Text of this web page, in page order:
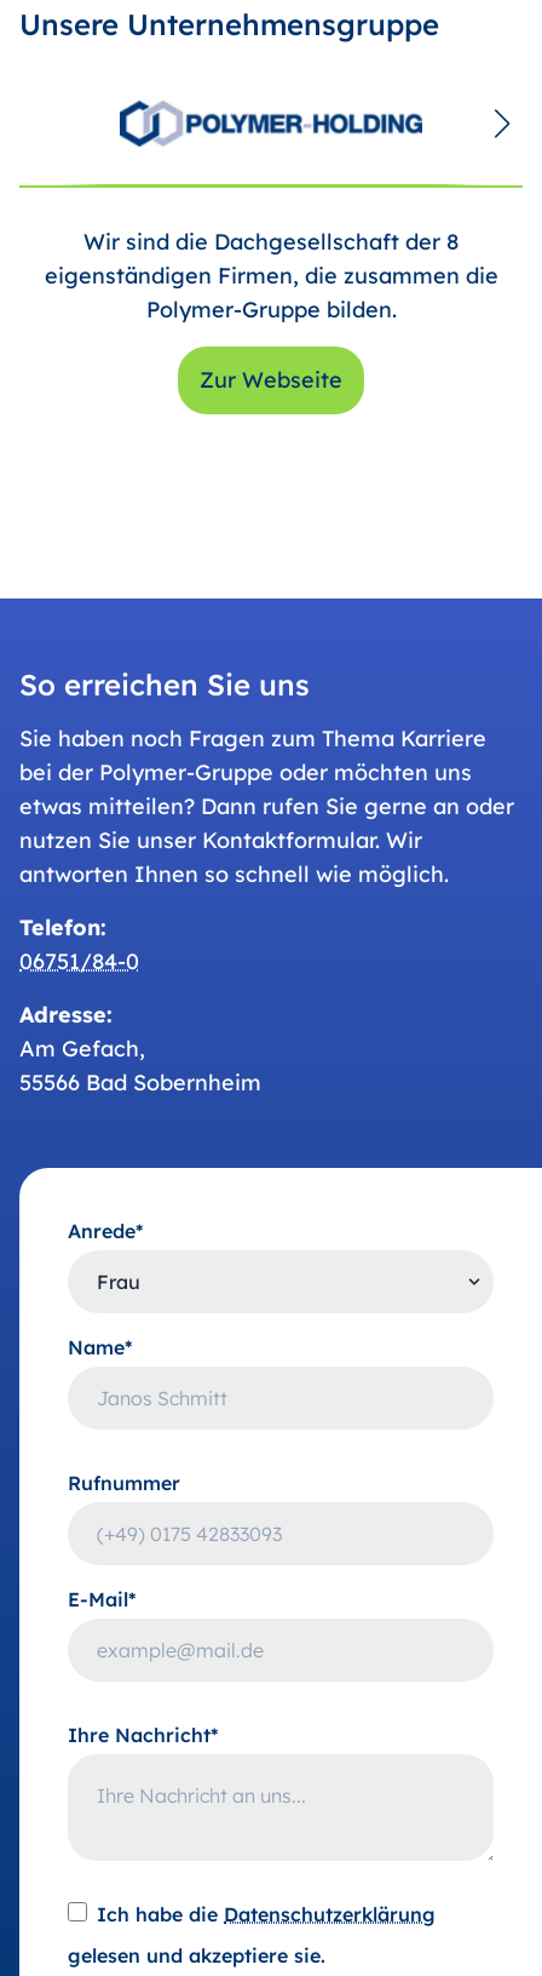
Unsere Unternehmensgruppe
Wir sind die Dachgesellschaft der 8
eigenständigen Firmen, die zusammen die
Polymer-Gruppe bilden.
Zur Webseite
So erreichen Sie uns
Sie haben noch Fragen zum Thema Karriere
bei der Polymer-Gruppe oder möchten uns
etwas mitteilen? Dann rufen Sie gerne an oder
nutzen Sie unser Kontaktformular. Wir
antworten Ihnen so schnell wie möglich.
Telefon:
06751/84-0
Adresse:
Am Gefach,
55566 Bad Sobernheim
Anrede*
Name*
Rufnummer
E-Mail*
Ihre Nachricht*
Ich habe die Datenschutzerklärung
gelesen und akzeptiere sie.